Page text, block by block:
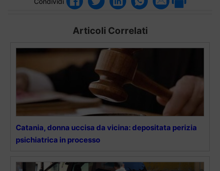
Articoli Correlati
Catania, donna uccisa da vicina: depositata perizia
psichiatrica in processo